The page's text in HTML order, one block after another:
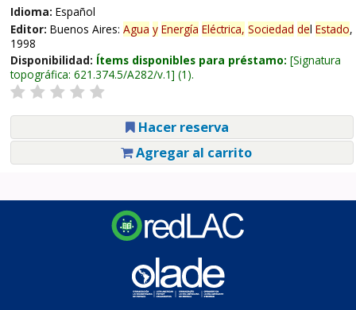
Idioma: Español
Editor: Buenos Aires: Agua y Energía Eléctrica, Sociedad del Estado,
1998
Disponibilidad: Ítems disponibles para préstamo: Signatura
topográfica: 621.374.5/A282/v.1 (1).
Hacer reserva
Agregar al carrito